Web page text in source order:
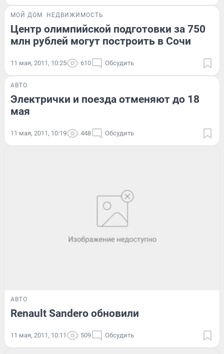
МОЙ ДОМ НЕДВИЖИМОСТЬ
Центр олимпийской подготовки за 750
млн рублей могут построить в Сочи
11 мая, 2011, 10:25 610 Обсудить
АВТО
Электрички и поезда отменяют до 18
мая
11 мая, 2011, 10:19 448 Обсудить
АВТО
Renault Sandero обновили
11 мая, 2011, 10:11 509 Обсудить